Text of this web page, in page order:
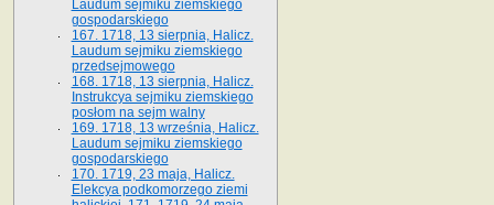
Laudum sejmiku ziemskiego
gospodarskiego
167. 1718, 13 sierpnia, Halicz.
Laudum sejmiku ziemskiego
przedsejmowego
168. 1718, 13 sierpnia, Halicz.
Instrukcya sejmiku ziemskiego
posłom na sejm walny
169. 1718, 13 września, Halicz.
Laudum sejmiku ziemskiego
gospodarskiego
170. 1719, 23 maja, Halicz.
Elekcya podkomorzego ziemi